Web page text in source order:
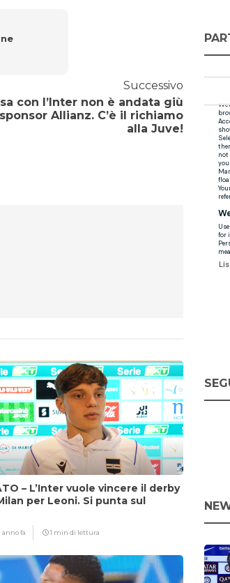
Successivo
con l’Inter non è andata giù
Allianz. C’è il richiamo
alla Juve!
– L’Inter vuole vincere il derby
per Leoni. Si punta sul
anno fa 1 min di lettura